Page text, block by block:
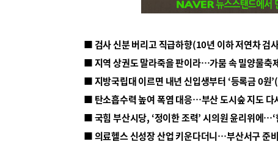
■ 지방국립대 이르면 내년 신입생부터 ‘등록금 0원
■ 탄소흡수력 높여 폭염 대응…부산 도시숲 지도 다
■ 의료헬스 신성장 산업 키운다더니…부산서구 준